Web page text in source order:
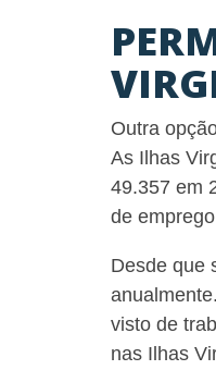
Outra
As Ilhas
49.357 em
de
Desde que
visto de
nas Ilhas